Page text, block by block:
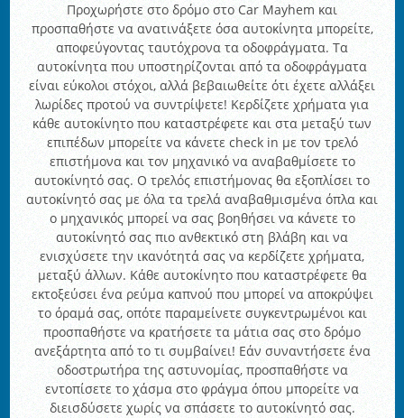
Προχωρήστε στο δρόμο στο Car Mayhem και
προσπαθήστε να ανατινάξετε όσα αυτοκίνητα μπορείτε,
αποφεύγοντας ταυτόχρονα τα οδοφράγματα. Τα
αυτοκίνητα που υποστηρίζονται από τα οδοφράγματα
είναι εύκολοι στόχοι, αλλά βεβαιωθείτε ότι έχετε αλλάξει
λωρίδες προτού να συντρίψετε! Κερδίζετε χρήματα για
κάθε αυτοκίνητο που καταστρέφετε και στα μεταξύ των
επιπέδων μπορείτε να κάνετε check in με τον τρελό
επιστήμονα και τον μηχανικό να αναβαθμίσετε το
αυτοκίνητό σας. Ο τρελός επιστήμονας θα εξοπλίσει το
αυτοκίνητό σας με όλα τα τρελά αναβαθμισμένα όπλα και
ο μηχανικός μπορεί να σας βοηθήσει να κάνετε το
αυτοκίνητό σας πιο ανθεκτικό στη βλάβη και να
ενισχύσετε την ικανότητά σας να κερδίζετε χρήματα,
μεταξύ άλλων. Κάθε αυτοκίνητο που καταστρέφετε θα
εκτοξεύσει ένα ρεύμα καπνού που μπορεί να αποκρύψει
το όραμά σας, οπότε παραμείνετε συγκεντρωμένοι και
προσπαθήστε να κρατήσετε τα μάτια σας στο δρόμο
ανεξάρτητα από το τι συμβαίνει! Εάν συναντήσετε ένα
οδοστρωτήρα της αστυνομίας, προσπαθήστε να
εντοπίσετε το χάσμα στο φράγμα όπου μπορείτε να
διεισδύσετε χωρίς να σπάσετε το αυτοκίνητό σας.